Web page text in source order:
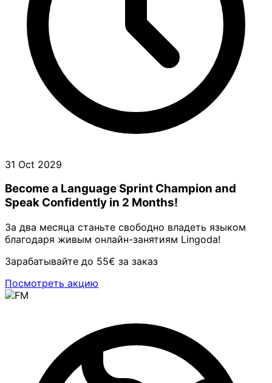
31 Oct 2029
Become a Language Sprint Champion and
Speak Confidently in 2 Months!
За два месяца станьте свободно владеть языком
благодаря живым онлайн-занятиям Lingoda!
Зарабатывайте до 55€ за заказ
Посмотреть акцию